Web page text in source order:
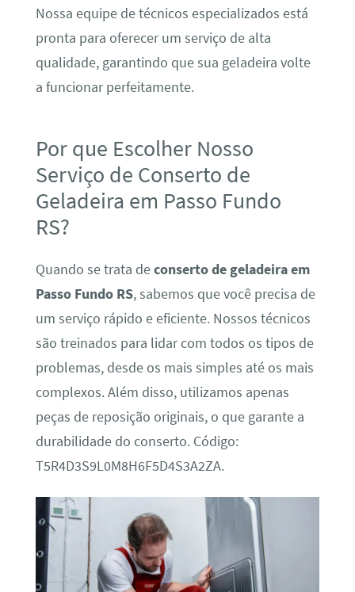
Nossa equipe de técnicos especializados está
pronta para oferecer um serviço de alta
qualidade, garantindo que sua geladeira volte
a funcionar perfeitamente.
Por que Escolher Nosso
Serviço de Conserto de
Geladeira em Passo Fundo
RS?
Quando se trata deconserto de geladeira em
Passo Fundo RS, sabemos que você precisa de
um serviço rápido e eficiente. Nossos técnicos
são treinados para lidar com todos os tipos de
problemas, desde os mais simples até os mais
complexos. Além disso, utilizamos apenas
peças de reposição originais, o que garante a
durabilidade do conserto. Código:
T5R4D3S9L0M8H6F5D4S3A2ZA.